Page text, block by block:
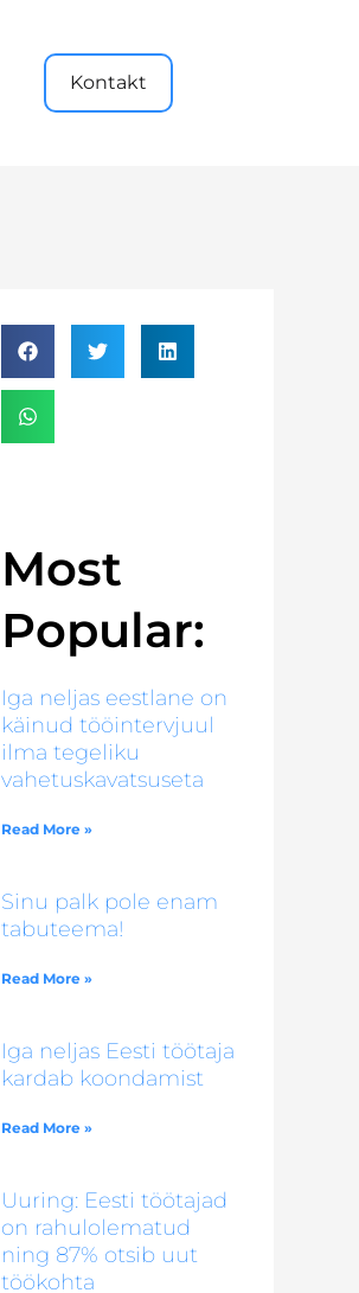
Kontakt
Most
Popular:
Iga neljas eestlane on
käinud tööintervjuul
ilma tegeliku
vahetuskavatsuseta
Read More »
Sinu palk pole enam
tabuteema!
Read More »
Iga neljas Eesti töötaja
kardab koondamist
Read More »
Uuring: Eesti töötajad
on rahulolematud
ning 87% otsib uut
töökohta